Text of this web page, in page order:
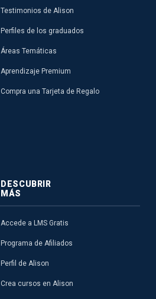
Testimonios de Alison
Perfiles de los graduados
Áreas Temáticas
Aprendizaje Premium
Compra una Tarjeta de Regalo
DESCUBRIR
MÁS
Accede a LMS Gratis
Programa de Afiliados
Perfil de Alison
Crea cursos en Alison